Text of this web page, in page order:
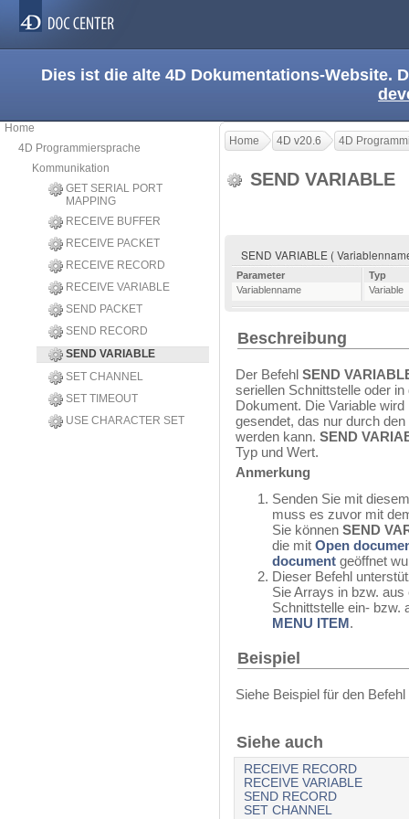
Dies ist die alte 4D Dokumentations-Website.
Home
4D Programmiersprache
Kommunikation
GET SERIAL PORT
MAPPING
RECEIVE BUFFER
RECEIVE PACKET
RECEIVE RECORD
RECEIVE VARIABLE
SEND PACKET
SEND RECORD
SEND VARIABLE
SET CHANNEL
SET TIMEOUT
USE CHARACTER SET
Home 4D v20.6 4D
SEND VARIABLE
SEND VARIABLE (
Parameter
Typ
Variablenname
Variable
Beschreibung
Der Befehl SEND
seriellen Schnittstelle oder
Dokument. Die Variable
gesendet, das nur durch
werden kann. SEND
Typ und Wert.
Anmerkung
Senden Sie mit
muss es zuvor mit
Sie können SEND
die mit Open
document geöffnet
Dieser Befehl
Sie Arrays in bzw.
Schnittstelle ein- bzw.
MENU ITEM .
Beispiel
Siehe Beispiel für den Befehl
Siehe auch
RECEIVE RECORD
RECEIVE VARIABLE
SEND RECORD
SET CHANNEL